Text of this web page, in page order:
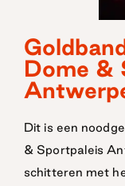
Dome &
Dit is een
& Sportpaleis
schitteren met